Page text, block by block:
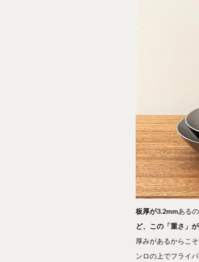
板厚が3.2mmある
ど、この「重さ」
厚みがあるからこ
ンロの上でフライ